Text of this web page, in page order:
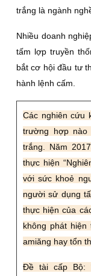
trắng là ngành
Nhiều doanh
tấm lợp truyền
bắt cơ hội đầu tư
hành lệnh cấm.
Các nghiên cứu
trường hợp
trắng. Năm
thực hiện
với sức khoẻ
người sử dụng
thực hiện của
không phát
amiăng hay tổn
Đề tài cấp Bộ: